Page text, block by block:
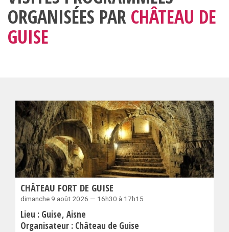
ORGANISÉES PAR CHÂTEAU DE
GUISE
CHÂTEAU FORT DE GUISE
dimanche 9 août 2026 — 16h30 à 17h15
Lieu : Guise Aisne
Organisateur : Château de Guise